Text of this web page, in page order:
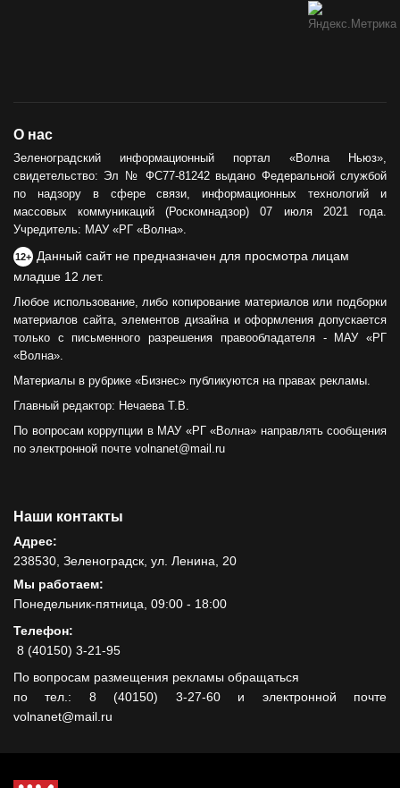
О нас
Зеленоградский информационный портал «Волна Ньюз»,
свидетельство: Эл № ФС77-81242 выдано Федеральной службой
по надзору в сфере связи, информационных технологий и
массовых коммуникаций (Роскомнадзор) 07 июля 2021 года.
Учредитель: МАУ «РГ «Волна».
12+ Данный сайт не предназначен для просмотра лицам
младше 12 лет.
Любое использование, либо копирование материалов или подборки
материалов сайта, элементов дизайна и оформления допускается
только с письменного разрешения правообладателя - МАУ «РГ
«Волна».
Материалы в рубрике «Бизнес» публикуются на правах рекламы.
Главный редактор: Нечаева Т.В.
По вопросам коррупции в МАУ «РГ «Волна» направлять сообщения
по электронной почте volnanet@mail.ru
Наши контакты
Адрес:
238530, Зеленоградск, ул. Ленина, 20
Мы работаем:
Понедельник-пятница, 09:00 - 18:00
Телефон:
8 (40150) 3-21-95
По вопросам размещения рекламы обращаться
по тел.: 8 (40150) 3-27-60 и электронной почте
volnanet@mail.ru